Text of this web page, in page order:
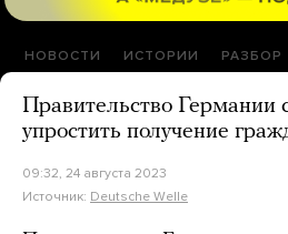
НОВОСТИ ИСТОРИИ РАЗБОР
Правительство Германии
упростить получение
09:32, 24 августа 2023
Источник: Deutsche Welle